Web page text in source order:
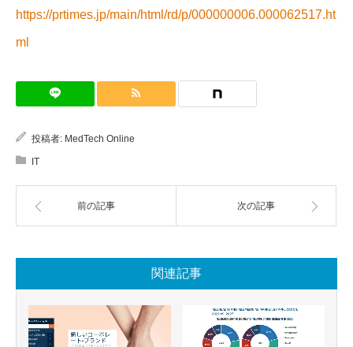
https://prtimes.jp/main/html/rd/p/000000006.000062517.ht
ml
投稿者: MedTech Online
IT
前の記事 次の記事
関連記事